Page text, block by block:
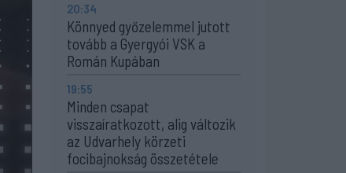
20:34
Könnyed győzelemmel jutott
tovább a Gyergyói VSK a
Román Kupában
19:55
Minden csapat
visszaíratkozott, alig változik
az Udvarhely körzeti
focibajnokság összetétele